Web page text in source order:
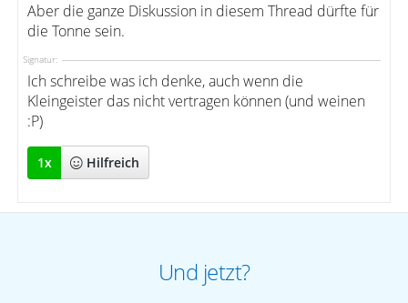
Aber die ganze Diskussion in diesem Thread dürfte für
die Tonne sein.
Signatur:
Ich schreibe was ich denke, auch wenn die
Kleingeister das nicht vertragen können (und weinen
:P)
1x Hilfreich
Und jetzt?